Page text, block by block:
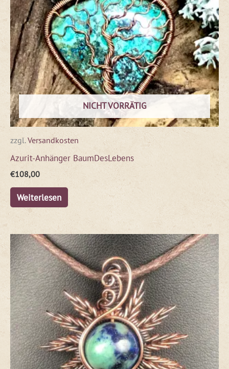
NICHT VORRÄTIG
zzgl.Versandkosten
Azurit-Anhänger BaumDesLebens
€108,00
Weiterlesen